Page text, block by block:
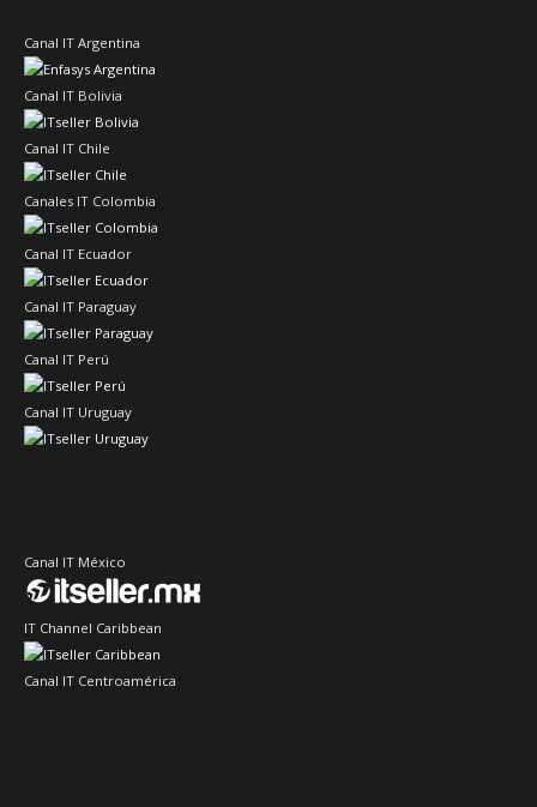
Canal IT Argentina
Canal IT Bolivia
Canal IT Chile
Canales IT Colombia
Canal IT Ecuador
Canal IT Paraguay
Canal IT Perú
Canal IT Uruguay
Canal IT México
IT Channel Caribbean
Canal IT Centroamérica